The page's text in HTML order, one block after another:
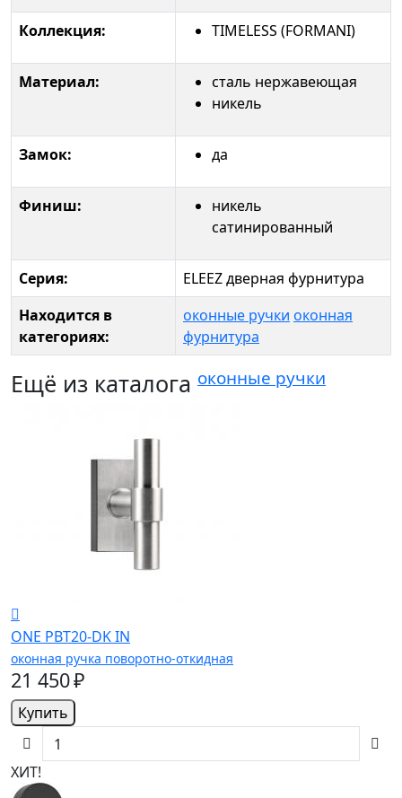
Коллекция: TIMELESS (FORMANI)
Материал:
сталь нержавеющая
никель
Замок: да
Финиш:
никель
сатинированный
Серия:
ELEEZ дверная фурнитура
Находится в
категориях:
оконные ручки оконная
фурнитура
Ещё из каталога оконные ручки
ONE PBT20-DK IN
оконная ручка поворотно-откидная
21 450 ₽
Купить
ХИТ!